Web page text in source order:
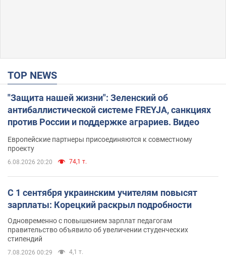
TOP NEWS
"Защита нашей жизни": Зеленский об
антибаллистической системе FREYJA, санкциях
против России и поддержке аграриев. Видео
Европейские партнеры присоединяются к совместному
проекту
6.08.2026 20:20 74,1 т.
С 1 сентября украинским учителям повысят
зарплаты: Корецкий раскрыл подробности
Одновременно с повышением зарплат педагогам
правительство объявило об увеличении студенческих
стипендий
7.08.2026 00:29 4,1 т.